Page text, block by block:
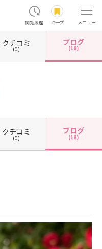
閲覧履歴 キープ メニュー
colors13 カウンセラーブログ一覧
クチコミ
(0)
ブログ
(18)
クチコミ
(0)
ブログ
(18)